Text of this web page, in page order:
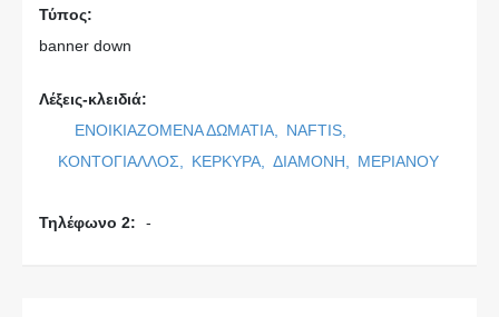
Τύπος:
banner down
Λέξεις-κλειδιά:
ΕΝΟΙΚΙΑΖΟΜΕΝΑ ΔΩΜΑΤΙΑ,
NAFTIS,
ΚΟΝΤΟΓΙΑΛΛΟΣ,
ΚΕΡΚΥΡΑ, ΔΙΑΜΟΝΗ, ΜΕΡΙΑΝΟΥ
Τηλέφωνο 2: -